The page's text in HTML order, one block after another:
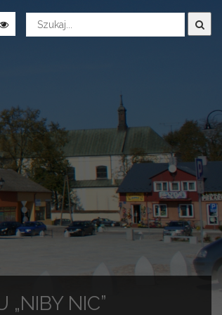
Wyszukaj
NIC”